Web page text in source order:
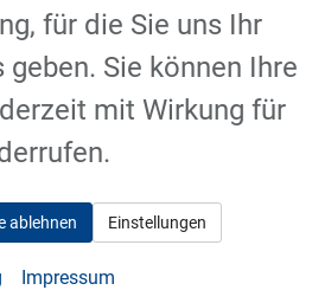
Außenfarbe Agate Black
Kilometerstand 10 km
6,00 l/100km
g/km
für die Sie uns Ihr
geben. Sie können Ihre
mit Wirkung für
ablehnen Einstellungen
Impressum